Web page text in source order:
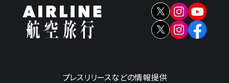
プレスリリースなどの情報提供